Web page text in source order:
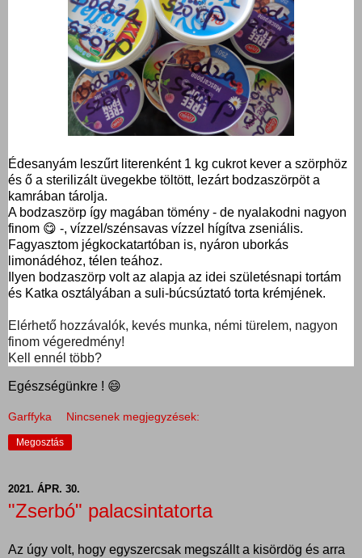
Édesanyám leszűrt literenként 1 kg cukrot kever a szörphöz
és ő a sterilizált üvegekbe töltött, lezárt bodzaszörpöt a
kamrában tárolja.
A bodzaszörp így magában tömény - de nyalakodni nagyon
finom 😋 -, vízzel/szénsavas vízzel hígítva zseniális.
Fagyasztom jégkockatartóban is, nyáron uborkás
limonádéhoz, télen teához.
Ilyen bodzaszörp volt az alapja az idei születésnapi tortám
és Katka osztályában a suli-búcsúztató torta krémjének.
Elérhető hozzávalók, kevés munka, némi türelem, nagyon
finom végeredmény!
Kell ennél több?
Egészségünkre ! 😄
Garffyka Nincsenek megjegyzések:
Megosztás
2021. ÁPR. 30.
"Zserbó" palacsintatorta
Az úgy volt, hogy egyszercsak megszállt a kisördög és arra